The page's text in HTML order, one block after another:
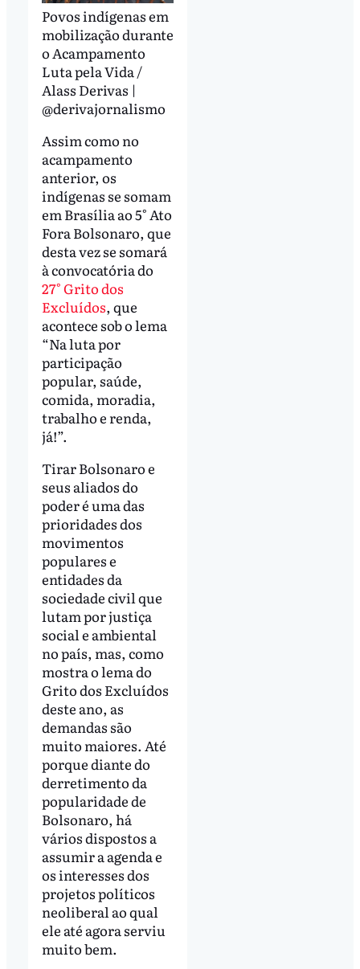
Povos indígenas em
mobilização durante
o Acampamento
Luta pela Vida /
Alass Derivas |
@derivajornalismo
Assim como no
acampamento
anterior, os
indígenas se somam
em Brasília ao 5° Ato
Fora Bolsonaro, que
desta vez se somará
à convocatória do
27° Grito dos
Excluídos, que
acontece sob o lema
“Na luta por
participação
popular, saúde,
comida, moradia,
trabalho e renda,
já!”.
Tirar Bolsonaro e
seus aliados do
poder é uma das
prioridades dos
movimentos
populares e
entidades da
sociedade civil que
lutam por justiça
social e ambiental
no país, mas, como
mostra o lema do
Grito dos Excluídos
deste ano, as
demandas são
muito maiores. Até
porque diante do
derretimento da
popularidade de
Bolsonaro, há
vários dispostos a
assumir a agenda e
os interesses dos
projetos políticos
neoliberal ao qual
ele até agora serviu
muito bem.